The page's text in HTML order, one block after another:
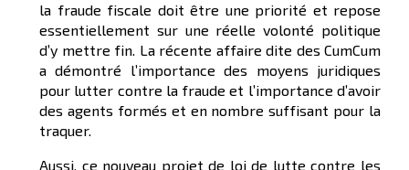
la fraude fiscale doit être une priorité et repose
essentiellement sur une réelle volonté politique
d’y mettre fin. La récente affaire dite des CumCum
a démontré l’importance des moyens juridiques
pour lutter contre la fraude et l’importance d’avoir
des agents formés et en nombre suffisant pour la
traquer.
Aussi, ce nouveau projet de loi de lutte contre les